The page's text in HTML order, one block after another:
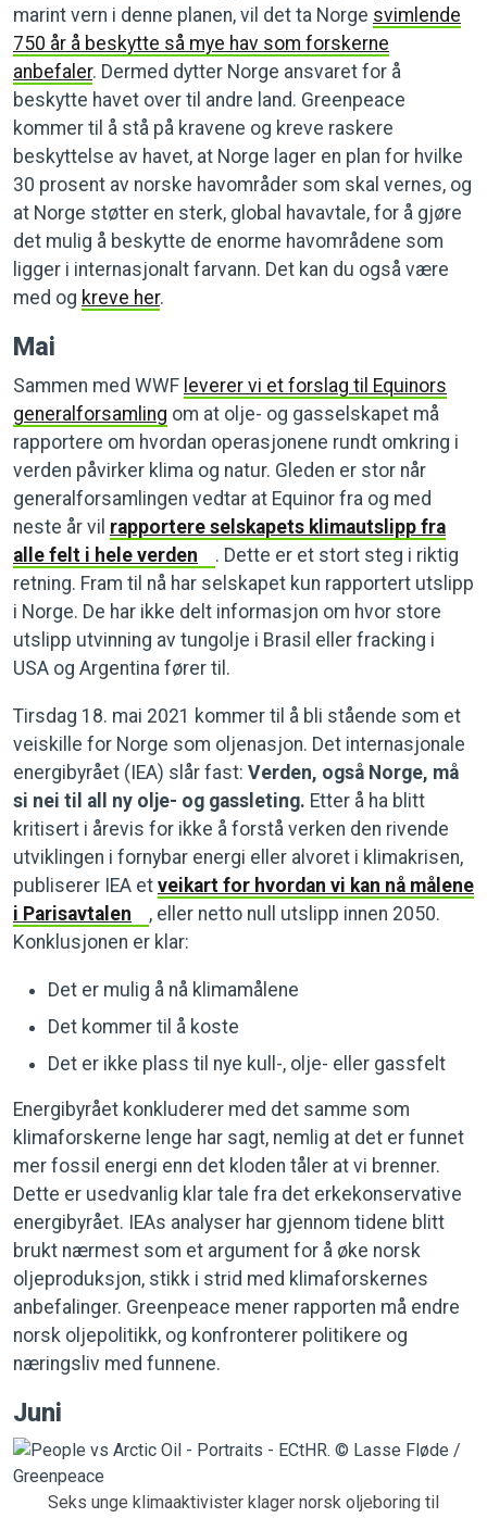
marint vern i denne planen, vil det ta Norge svimlende
750 år å beskytte så mye hav som forskerne
anbefaler. Dermed dytter Norge ansvaret for å
beskytte havet over til andre land. Greenpeace
kommer til å stå på kravene og kreve raskere
beskyttelse av havet, at Norge lager en plan for hvilke
30 prosent av norske havområder som skal vernes, og
at Norge støtter en sterk, global havavtale, for å gjøre
det mulig å beskytte de enorme havområdene som
ligger i internasjonalt farvann. Det kan du også være
med og kreve her.
Mai
Sammen med WWF leverer vi et forslag til Equinors
generalforsamling om at olje- og gasselskapet må
rapportere om hvordan operasjonene rundt omkring i
verden påvirker klima og natur. Gleden er stor når
generalforsamlingen vedtar at Equinor fra og med
neste år vil rapportere selskapets klimautslipp fra
alle felt i hele verden
. Dette er et stort steg i riktig
retning. Fram til nå har selskapet kun rapportert utslipp
i Norge. De har ikke delt informasjon om hvor store
utslipp utvinning av tungolje i Brasil eller fracking i
USA og Argentina fører til.
Tirsdag 18. mai 2021 kommer til å bli stående som et
veiskille for Norge som oljenasjon. Det internasjonale
energibyrået (IEA) slår fast: Verden, også Norge, må
si nei til all ny olje- og gassleting. Etter å ha blitt
kritisert i årevis for ikke å forstå verken den rivende
utviklingen i fornybar energi eller alvoret i klimakrisen,
publiserer IEA et veikart for hvordan vi kan nå målene
i Parisavtalen
, eller netto null utslipp innen 2050.
Konklusjonen er klar:
Det er mulig å nå klimamålene
Det kommer til å koste
Det er ikke plass til nye kull-, olje- eller gassfelt
Energibyrået konkluderer med det samme som
klimaforskerne lenge har sagt, nemlig at det er funnet
mer fossil energi enn det kloden tåler at vi brenner.
Dette er usedvanlig klar tale fra det erkekonservative
energibyrået. IEAs analyser har gjennom tidene blitt
brukt nærmest som et argument for å øke norsk
oljeproduksjon, stikk i strid med klimaforskernes
anbefalinger. Greenpeace mener rapporten må endre
norsk oljepolitikk, og konfronterer politikere og
næringsliv med funnene.
Juni
Seks unge klimaaktivister klager norsk oljeboring til